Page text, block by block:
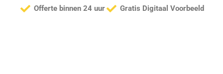
Offerte binnen 24 uur Gratis Digitaal Voorbeeld